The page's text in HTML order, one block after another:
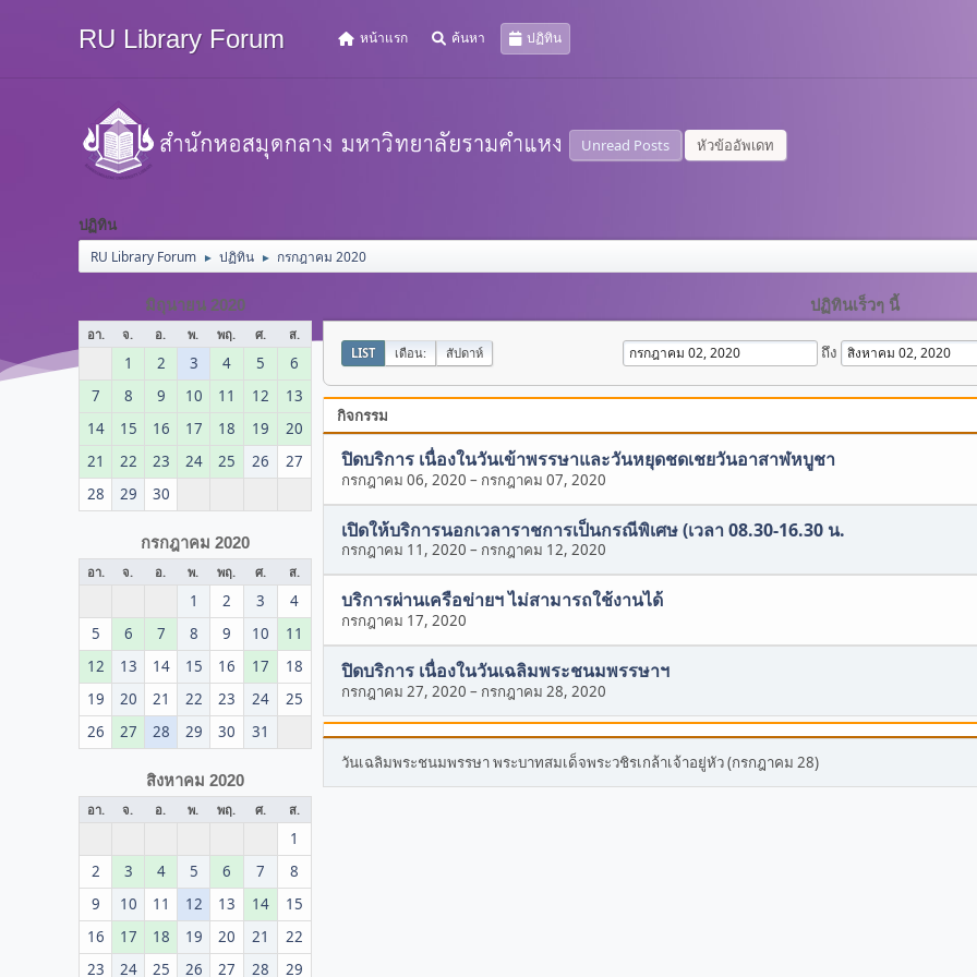
RU Library Forum หน้าแรก ค้นหา ปฏิทิน
Unread Posts หัวข้ออัพเดท
ปฏิทิน
RU Library Forum ► ปฏิทิน ► กรกฎาคม 2020
มิถุนายน 2020
อา. จ. อ. พ. พฤ. ศ. ส.
1 2 3 4 5
6
7
8 9 10 11 12
13
14
15 16 17 18 19
20
21
22 23 24 25 26
27
28
29 30
กรกฎาคม 2020
อา. จ. อ. พ. พฤ. ศ. ส.
1 2 3
4
5
6 7 8 9 10
11
12
13 14 15 16 17
18
19
20 21 22 23 24
25
26
27 28 29 30 31
สิงหาคม 2020
อา. จ. อ. พ. พฤ. ศ. ส.
1
2
3 4 5 6 7
8
9
10 11 12 13 14
15
16
17 18 19 20 21
22
23
24 25 26 27 28 29
ปฏิทินเร็วๆ นี้
LIST เดือน: สัปดาห์ ถึง
กิจกรรม
ปิดบริการ เนื่องในวันเข้าพรรษาและวันหยุดชดเชยวันอาสาฬหบูชา
กรกฎาคม 06, 2020 – กรกฎาคม 07, 2020
เปิดให้บริการนอกเวลาราชการเป็นกรณีพิเศษ (เวลา 08.30-16.30 น.
กรกฎาคม 11, 2020 – กรกฎาคม 12, 2020
บริการผ่านเครือข่ายฯ ไม่สามารถใช้งานได้
กรกฎาคม 17, 2020
ปิดบริการ เนื่องในวันเฉลิมพระชนมพรรษาฯ
กรกฎาคม 27, 2020 – กรกฎาคม 28, 2020
วันเฉลิมพระชนมพรรษา พระบาทสมเด็จพระวชิรเกล้าเจ้าอยู่หัว (กรกฎาคม 28)